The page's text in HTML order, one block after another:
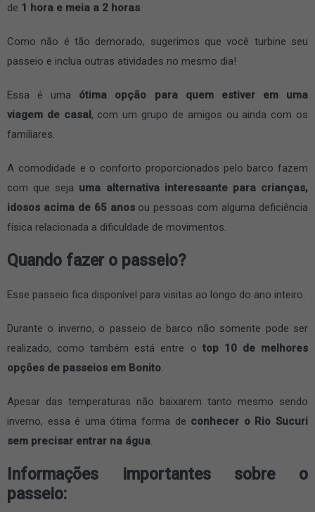
de 1 hora e meia a 2 horas
Como não é tão demorado, sugerimos que você turbine seu
passeio e inclua outras atividades no mesmo dia!
Essa é uma ótima opção para quem estiver em uma
viagem de casal, com um grupo de amigos ou ainda com os
familiares.
A comodidade e o conforto proporcionados pelo barco fazem
com que seja uma alternativa interessante para crianças,
idosos acima de 65 anosou pessoas com alguma deficiência
física relacionada a dificuldade de movimentos.
Quando fazer o passeio?
Esse passeio fica disponível para visitas ao longo do ano inteiro.
Durante o inverno, o passeio de barco não somente pode ser
realizado, como também está entre o top 10 de melhores
opções de passeios em Bonito
Apesar das temperaturas não baixarem tanto mesmo sendo
inverno, essa é uma ótima forma de conhecer o Rio Sucuri
sem precisar entrar na água
Informações importantes sobre o
passeio: